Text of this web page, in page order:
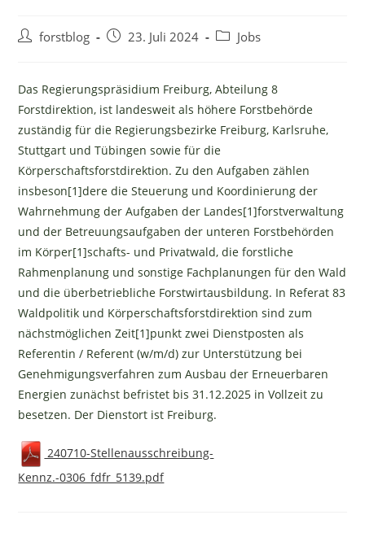
Beitrags-
forstblog
Beitrag23. Juli 2024
Beitrags-
Jobs
Das Regierungspräsidium Freiburg, Abteilung 8
Forstdirektion, ist landesweit als höhere Forstbehörde
zuständig für die Regierungsbezirke Freiburg, Karlsruhe,
Stuttgart und Tübingen sowie für die
Körperschaftsforstdirektion. Zu den Aufgaben zählen
insbeson[1]dere die Steuerung und Koordinierung der
Wahrnehmung der Aufgaben der Landes[1]forstverwaltung
und der Betreuungsaufgaben der unteren Forstbehörden
im Körper[1]schafts- und Privatwald, die forstliche
Rahmenplanung und sonstige Fachplanungen für den Wald
und die überbetriebliche Forstwirtausbildung. In Referat 83
Waldpolitik und Körperschaftsforstdirektion sind zum
nächstmöglichen Zeit[1]punkt zwei Dienstposten als
Referentin / Referent (w/m/d) zur Unterstützung bei
Genehmigungsverfahren zum Ausbau der Erneuerbaren
Energien zunächst befristet bis 31.12.2025 in Vollzeit zu
besetzen. Der Dienstort ist Freiburg.
240710-Stellenausschreibung-
Kennz.-0306_fdfr_5139.pdf